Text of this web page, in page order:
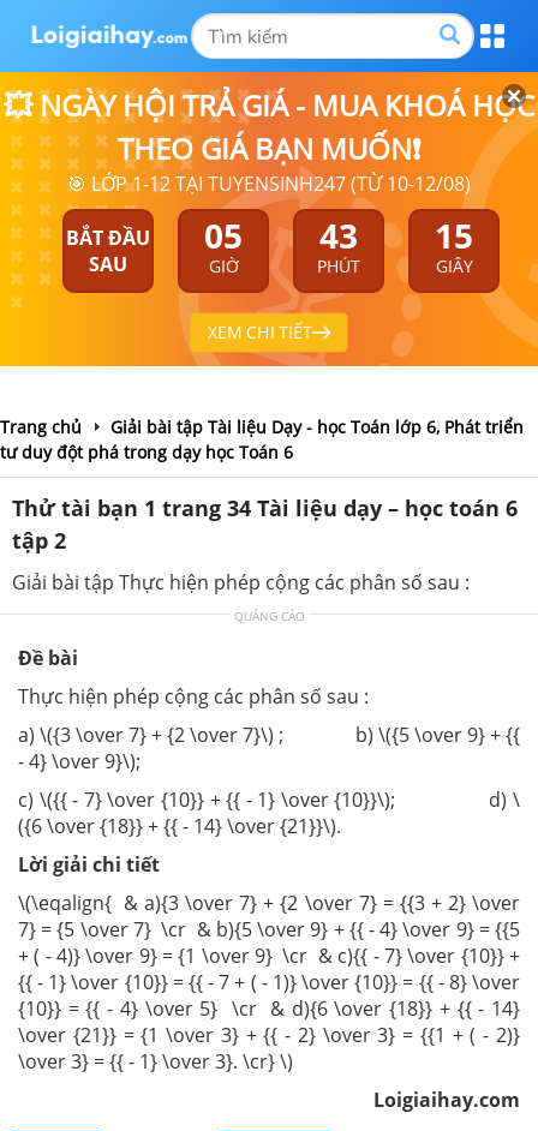
💥 NGÀY HỘI TRẢ GIÁ - MUA KHOÁ HỌC
THEO GIÁ BẠN MUỐN❗
🎯 LỚP 1-12 TẠI TUYENSINH247 (TỪ 10-12/08)
BẮT ĐẦU
SAU
05
GIỜ
43
PHÚT
15
GIÂY
XEM CHI TIẾT
Trang chủ
Giải bài tập Tài liệu Dạy - học Toán lớp 6, Phát triển
tư duy đột phá trong dạy học Toán 6
Thử tài bạn 1 trang 34 Tài liệu dạy – học toán 6
tập 2
Giải bài tập Thực hiện phép cộng các phân số sau :
QUẢNG CÁO
Đề bài
Thực hiện phép cộng các phân số sau :
a) \({3 \over 7} + {2 \over 7}\) ; b) \({5 \over 9} + {{
- 4} \over 9}\);
c) \({{ - 7} \over {10}} + {{ - 1} \over {10}}\); d) \
({6 \over {18}} + {{ - 14} \over {21}}\).
Lời giải chi tiết
\(\eqalign{ & a){3 \over 7} + {2 \over 7} = {{3 + 2} \over
7} = {5 \over 7} \cr & b){5 \over 9} + {{ - 4} \over 9} = {{5
+ ( - 4)} \over 9} = {1 \over 9} \cr & c){{ - 7} \over {10}} +
{{ - 1} \over {10}} = {{ - 7 + ( - 1)} \over {10}} = {{ - 8} \over
{10}} = {{ - 4} \over 5} \cr & d){6 \over {18}} + {{ - 14}
\over {21}} = {1 \over 3} + {{ - 2} \over 3} = {{1 + ( - 2)}
\over 3} = {{ - 1} \over 3}. \cr} \)
Loigiaihay.com